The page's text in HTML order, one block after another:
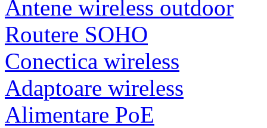
Antene wireless outdoor
Routere SOHO
Conectica wireless
Adaptoare wireless
Alimentare PoE